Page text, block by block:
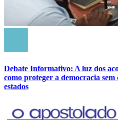
Debate Informativo: A luz dos
como proteger a democracia
estados